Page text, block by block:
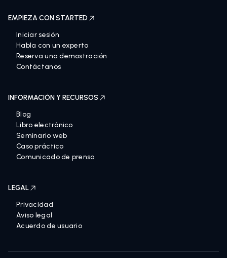
EMPIEZA CON STARTED
Iniciar sesión
Habla con un experto
Reserva una demostración
Contáctanos
INFORMACIÓN Y RECURSOS
Blog
Libro electrónico
Seminario web
Caso práctico
Comunicado de prensa
LEGAL
Privacidad
Aviso legal
Acuerdo de usuario